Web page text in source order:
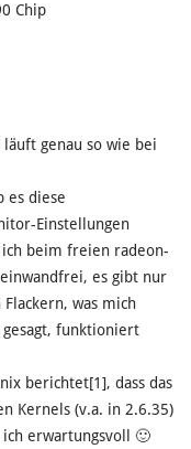
Chip
genau so wie bei
es diese
Einstellungen
beim freien radeon-
es gibt nur
was mich
funktioniert
berichtet[1], dass das
Kernels (v.a. in 2.6.35)
erwartungsvoll 🙂